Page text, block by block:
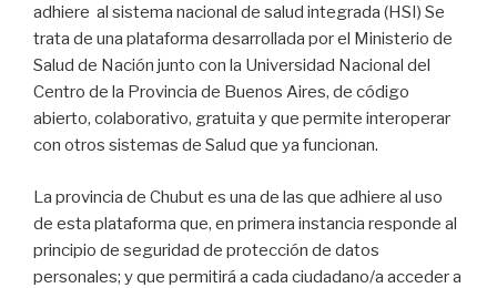
adhiere al sistema nacional de salud integrada (HSI) Se
trata de una plataforma desarrollada por el Ministerio de
Salud de Nación junto con la Universidad Nacional del
Centro de la Provincia de Buenos Aires, de código
abierto, colaborativo, gratuita y que permite interoperar
con otros sistemas de Salud que ya funcionan.
La provincia de Chubut es una de las que adhiere al uso
de esta plataforma que, en primera instancia responde al
principio de seguridad de protección de datos
personales; y que permitirá a cada ciudadano/a acceder a